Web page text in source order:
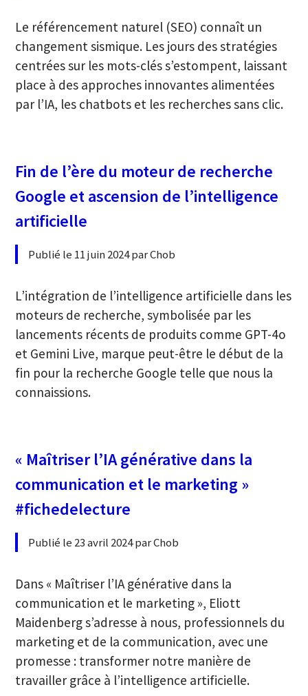
Le référencement naturel (SEO) connaît un
changement sismique. Les jours des stratégies
centrées sur les mots-clés s’estompent, laissant
place à des approches innovantes alimentées
par l’IA, les chatbots et les recherches sans clic.
Fin de l’ère du moteur de recherche
Google et ascension de l’intelligence
artificielle
Publié le 11 juin 2024 par Chob
L’intégration de l’intelligence artificielle dans les
moteurs de recherche, symbolisée par les
lancements récents de produits comme GPT-4o
et Gemini Live, marque peut-être le début de la
fin pour la recherche Google telle que nous la
connaissions.
« Maîtriser l’IA générative dans la
communication et le marketing »
#fichedelecture
Publié le 23 avril 2024 par Chob
Dans « Maîtriser l’IA générative dans la
communication et le marketing », Eliott
Maidenberg s’adresse à nous, professionnels du
marketing et de la communication, avec une
promesse : transformer notre manière de
travailler grâce à l’intelligence artificielle.